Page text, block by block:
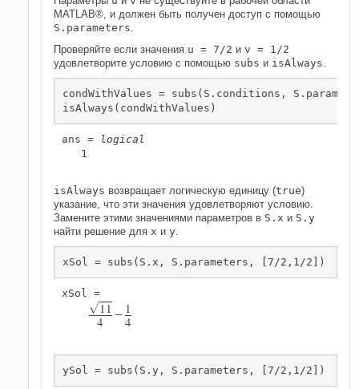
MATLAB®, и должен быть получен доступ с помощью
S.parameters
Проверяйте если значения u = 7/2 и v = 1/2
удовлетворите условию с помощью subs и isAlways
condWithValues = subs(S.conditions,
isAlways(condWithValues)
ans =
logical
   1
isAlways возвращает логическую единицу (true)
указание, что эти значения удовлетворяют условию.
Замените этими значениями параметров в S.x и S.y
найти решение для x и y
xSol = subs(S.x, S.parameters, [7/2,1/2])
G11
4 − 1
4
ySol = subs(S.y, S.parameters, [7/2,1/2])